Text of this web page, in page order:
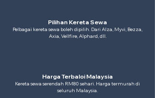
Pilihan Kereta Sewa
Pelbagai kereta sewa boleh dipilih. Dari Alza, Myvi, Bezza,
Axia, Vellfire, Alphard, dll.
Harga Terbaloi Malaysia
Kereta sewa serendah RM80 sehari. Harga termurah di
seluruh Malaysia.